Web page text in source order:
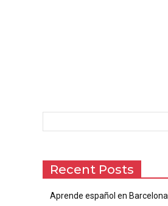
Recent Posts
Aprende español en Barcelona